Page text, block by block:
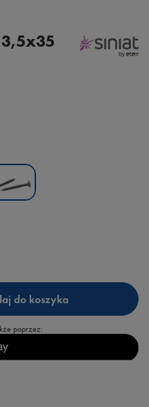
do koszyka
poprzez: